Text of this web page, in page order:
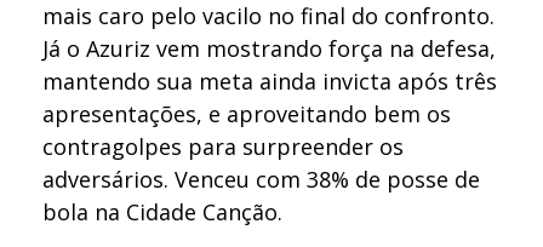
mais caro pelo vacilo no final do confronto.
Já o Azuriz vem mostrando força na defesa,
mantendo sua meta ainda invicta após três
apresentações, e aproveitando bem os
contragolpes para surpreender os
adversários. Venceu com 38% de posse de
bola na Cidade Canção.